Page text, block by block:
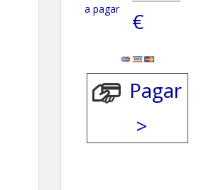
a pagar
€
Pagar